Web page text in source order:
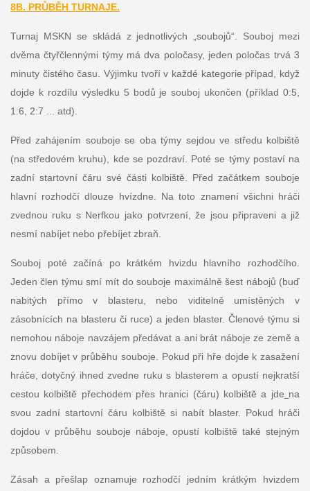
8B. PRŮBĚH TURNAJE.
Turnaj MSKN se skládá z jednotlivých „soubojů“. Souboj mezi
dvěma čtyřčlennými týmy má dva poločasy, jeden poločas trvá 3
minuty čistého času. Výjimku tvoří v každé kategorie případ, když
dojde k rozdílu výsledku 5 bodů je souboj ukončen (příklad 0:5,
1:6, 2:7 ... atd).
Před zahájením souboje se oba týmy sejdou ve středu kolbiště
(na středovém kruhu), kde se pozdraví. Poté se týmy postaví na
zadní startovní čáru své části kolbiště. Před začátkem souboje
hlavní rozhodčí dlouze hvízdne. Na toto znamení všichni hráči
zvednou ruku s Nerfkou jako potvrzení, že jsou připraveni a již
nesmí nabíjet nebo přebíjet zbraň.
Souboj poté začíná po krátkém hvizdu hlavního rozhodčího.
Jeden člen týmu smí mít do souboje maximálně šest nábojů (buď
nabitých přímo v blasteru, nebo viditelně umístěných v
zásobnících na blasteru či ruce) a jeden blaster. Členové týmu si
nemohou náboje navzájem předávat a ani brát náboje ze země a
znovu dobíjet v průběhu souboje. Pokud při hře dojde k zasažení
hráče, dotyčný ihned zvedne ruku s blasterem a opustí nejkratší
cestou kolbiště přechodem přes hranici (čáru) kolbiště a jde na
svou zadní startovní čáru kolbiště si nabít blaster. Pokud hráči
dojdou v průběhu souboje náboje, opustí kolbiště také stejným
způsobem.
Zásah a přešlap oznamuje rozhodčí jedním krátkým hvizdem